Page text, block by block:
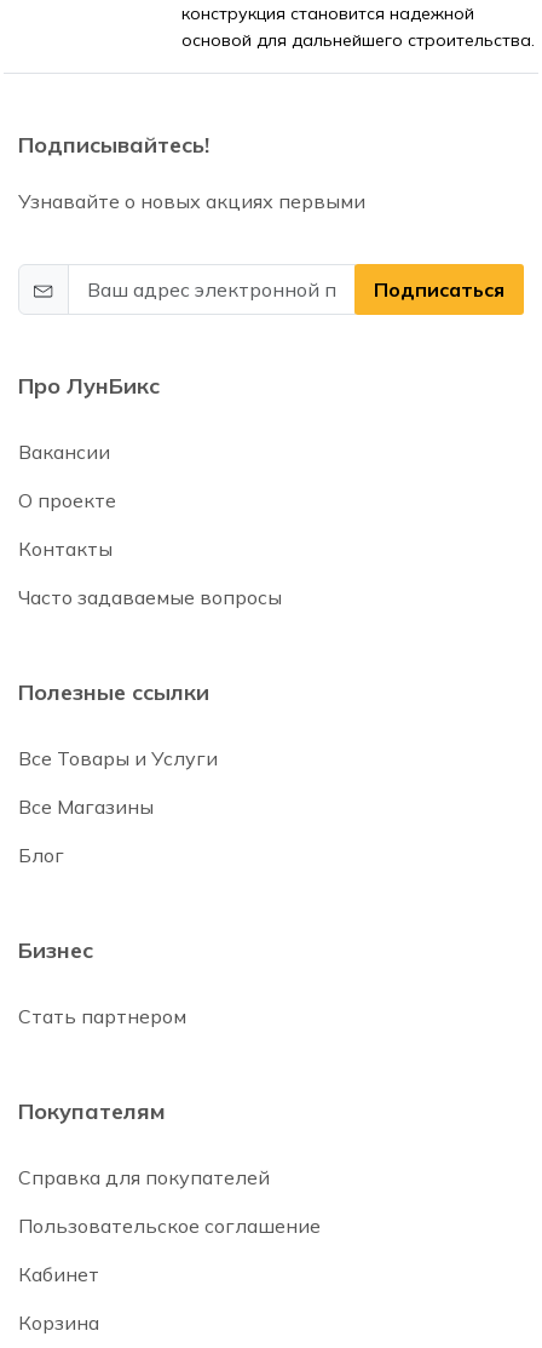
конструкция становится надежной
основой для дальнейшего строительства.
Подписывайтесь!
Узнавайте о новых акциях первыми
Подписаться
Про ЛунБикс
Вакансии
О проекте
Контакты
Часто задаваемые вопросы
Полезные ссылки
Все Товары и Услуги
Все Магазины
Блог
Бизнес
Стать партнером
Покупателям
Справка для покупателей
Пользовательское соглашение
Кабинет
Корзина